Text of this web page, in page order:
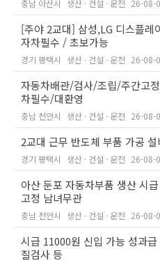
충남 아산시 생산 · 건설 · 운전 26-08-
[주야 2교대] 삼성,LG 디스플
자차필수 / 초보가능
경기 평택시 생산 · 건설 · 운전 26-08-
자동차배관/검사/조립/주간고
차필수/대환영
충남 천안시 생산 · 건설 · 운전 26-08-
2교대 근무 반도체 부품 가공
경기 평택시 생산 · 건설 · 운전 26-08-
아산 둔포 자동차부품 생산 시
고정 남녀무관
충남 천안시 생산 · 건설 · 운전 26-08-
시급 11000원 신입 가능 성과
질검사 등